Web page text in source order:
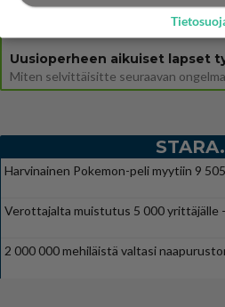
Miesten tuijotus
Harvinainen Pokemon-peli myytiin 9
Verottajalta muistutus 5 000 yrittäjälle
2 000 000 mehiläistä valtasi